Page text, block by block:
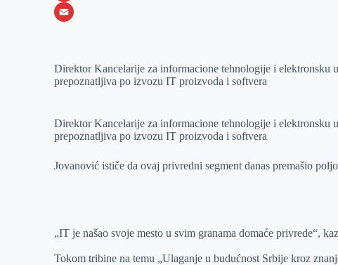
o
e
e
r
k
I
n
b
h
s
A
p
X
a
i
Direktor Kancelarije za informacione tehnologije i elektronsku
prepoznatljiva po izvozu IT proizvoda i softvera
Direktor Kancelarije za informacione tehnologije i elektronsku
prepoznatljiva po izvozu IT proizvoda i softvera
Jovanović ističe da ovaj privredni segment danas premašio
„IT je našao svoje mesto u svim granama domaće privrede“,
Tokom tribine na temu „Ulaganje u budućnost Srbije kroz